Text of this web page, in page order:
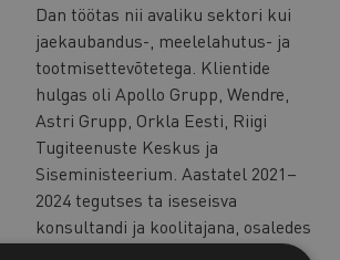
Dan töötas nii avaliku sektori kui
jaekaubandus-, meelelahutus- ja
tootmisettevõtetega. Klientide
hulgas oli Apollo Grupp, Wendre,
Astri Grupp, Orkla Eesti, Riigi
Tugiteenuste Keskus ja
Siseministeerium. Aastatel 2021–
2024 tegutses ta iseseisva
konsultandi ja koolitajana, osaledes